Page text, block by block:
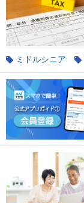
ミドルシニア
退職
定年